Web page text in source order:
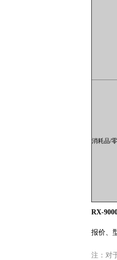
消耗品/
RX-
报价、
注：对